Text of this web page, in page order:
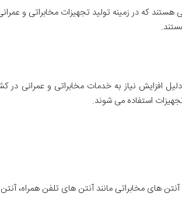
که در زمینه تولید تجهیزات مخابراتی و
افزایش نیاز به خدمات مخابراتی و
استفاده می شوند.
های مخابراتی مانند آنتن های تلفن همراه،